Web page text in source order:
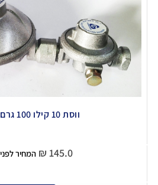
ווסת 10 קילו 100 גרם דרגה 2
₪ 145.0 המחיר